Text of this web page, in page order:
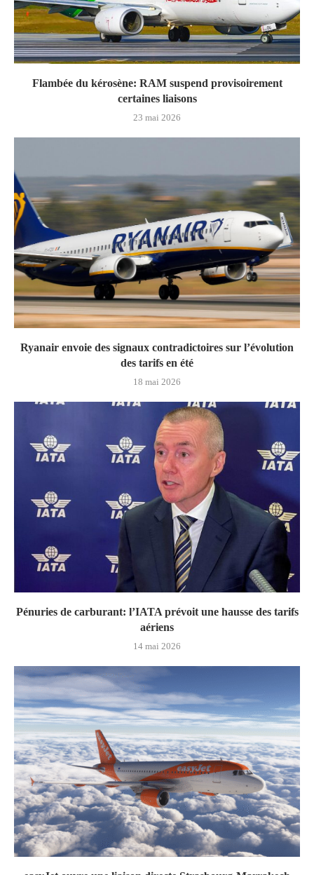
Flambée du kérosène: RAM suspend provisoirement
certaines liaisons
23 mai 2026
Ryanair envoie des signaux contradictoires sur l’évolution
des tarifs en été
18 mai 2026
Pénuries de carburant: l’IATA prévoit une hausse des tarifs
aériens
14 mai 2026